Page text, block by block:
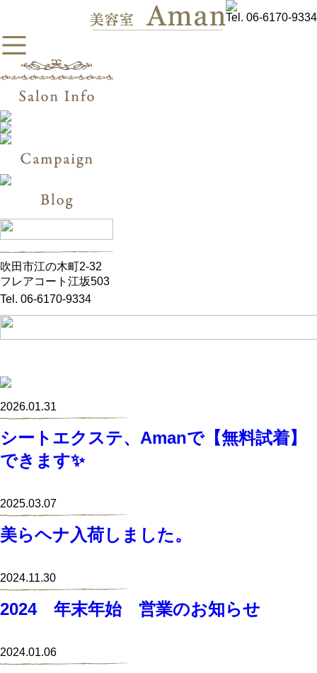
Tel. 06-6170-9334
吹田市江の木町2-32
フレアコート江坂503
Tel. 06-6170-9334
2026.01.31
シートエクステ、Amanで【無料試着】
できます✨
2025.03.07
美らヘナ入荷しました。
2024.11.30
2024 年末年始 営業のお知らせ
2024.01.06